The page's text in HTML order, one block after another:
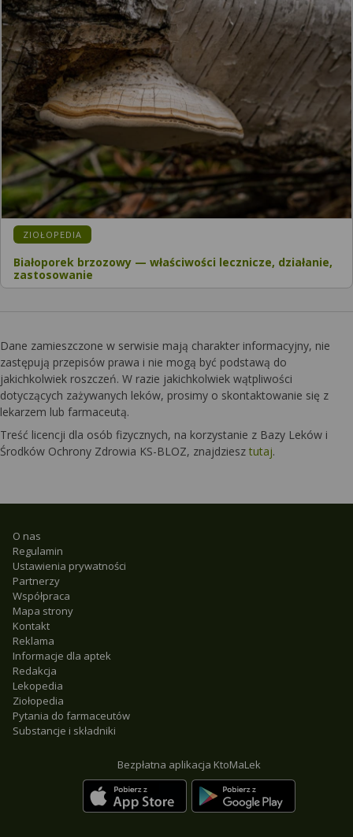
KATEGORIA:
ZIOŁOPEDIA
Białoporek brzozowy — właściwości lecznicze, działanie,
zastosowanie
Dane zamieszczone w serwisie mają charakter informacyjny, nie
zastępują przepisów prawa i nie mogą być podstawą do
jakichkolwiek roszczeń. W razie jakichkolwiek wątpliwości
dotyczących zażywanych leków, prosimy o skontaktowanie się z
lekarzem lub farmaceutą.
Treść licencji dla osób fizycznych, na korzystanie z Bazy Leków i
Środków Ochrony Zdrowia KS-BLOZ, znajdziesz tutaj.
O nas
Regulamin
Ustawienia prywatności
Partnerzy
Współpraca
Mapa strony
Kontakt
Reklama
Informacje dla aptek
Redakcja
Lekopedia
Ziołopedia
Pytania do farmaceutów
Substancje i składniki
Bezpłatna aplikacja KtoMaLek